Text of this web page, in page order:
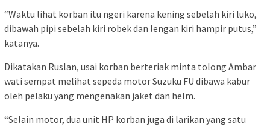
“Waktu lihat korban itu ngeri karena kening sebelah kiri luko,
dibawah pipi sebelah kiri robek dan lengan kiri hampir putus,”
katanya.
Dikatakan Ruslan, usai korban berteriak minta tolong Ambar
wati sempat melihat sepeda motor Suzuku FU dibawa kabur
oleh pelaku yang mengenakan jaket dan helm.
“Selain motor, dua unit HP korban juga di larikan yang satu